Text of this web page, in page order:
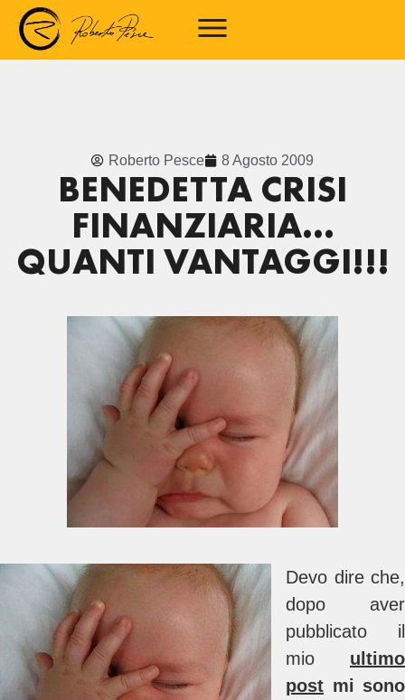
Roberto Pesce 8 Agosto 2009
BENEDETTA CRISI
FINANZIARIA…
QUANTI VANTAGGI!!!
Devo dire che,
dopo aver
pubblicato il
mio ultimo
post mi sono